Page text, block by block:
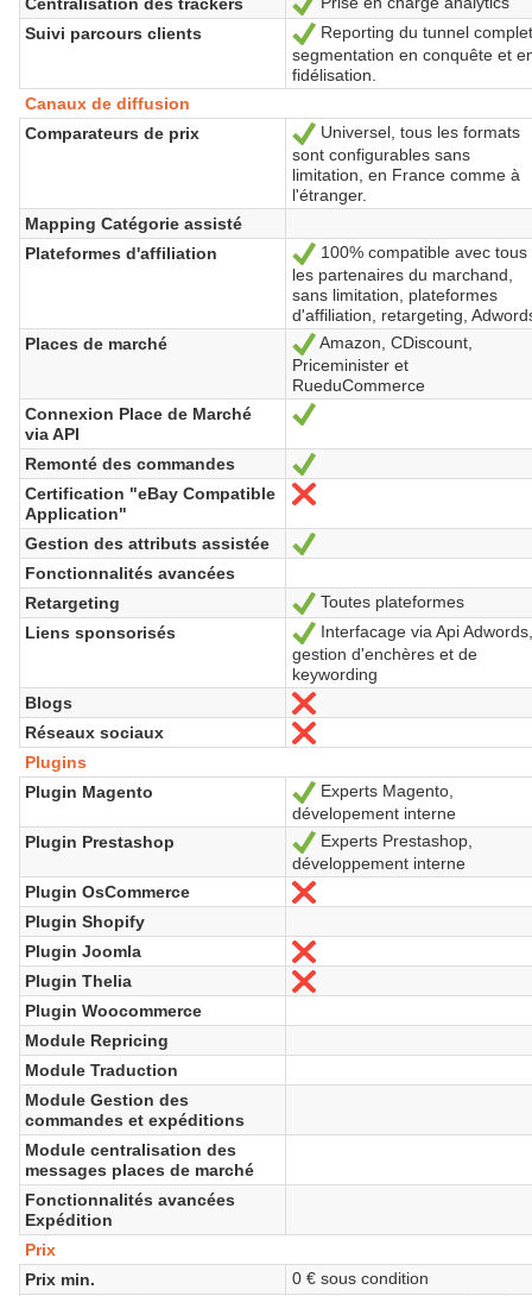
Suivi parcours clients
Oui
Reporting du tunnel
segmentation en conquête et
fidélisation.
Canaux de diffusion
Comparateurs de prix
Oui
Universel, tous les formats
sont configurables sans
limitation, en France comme à
l'étranger.
Mapping Catégorie assisté
Plateformes d'affiliation
Oui
100% compatible avec tous
les partenaires du marchand,
sans limitation, plateformes
d'affiliation, retargeting,
Places de marché
Oui
Amazon, CDiscount,
Priceminister et
RueduCommerce
Connexion Place de Marché
via API
Oui
Remonté des commandes
Certification "eBay Compatible
Application"
Non
Gestion des attributs assistée
Fonctionnalités avancées
Retargeting
Oui
Toutes plateformes
Liens sponsorisés
Oui
Interfacage via Api Adwords,
gestion d'enchères et de
keywording
Blogs
Non
Réseaux sociaux
Non
Plugins
Plugin Magento
Oui
Experts Magento,
dévelopement interne
Plugin Prestashop
Oui
Experts Prestashop,
développement interne
Plugin OsCommerce
Non
Plugin Shopify
Plugin Joomla
Non
Plugin Thelia
Non
Plugin Woocommerce
Module Repricing
Module Traduction
Module Gestion des
commandes et expéditions
Module centralisation des
messages places de marché
Fonctionnalités avancées
Expédition
Prix
Prix min.
0 € sous condition